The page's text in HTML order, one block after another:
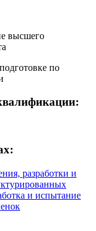
высшего
по
разработки и
и испытание